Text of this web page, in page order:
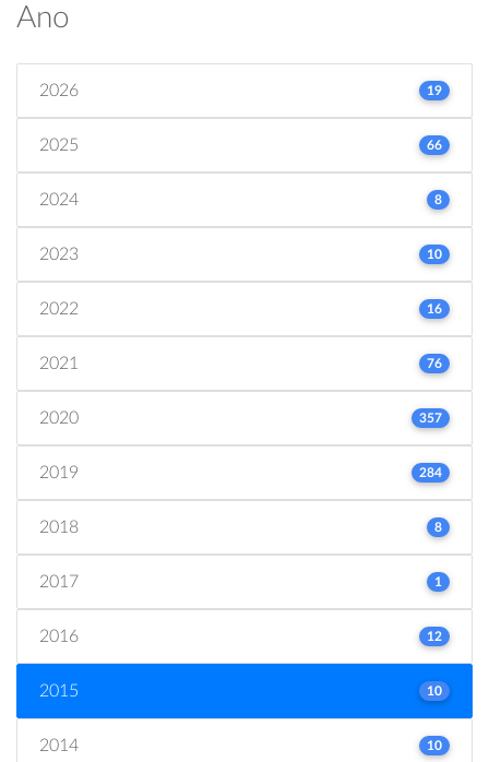
Ano
2026 19
2025 66
2024 8
2023 10
2022 16
2021 76
2020 357
2019 284
2018 8
2017 1
2016 12
2015 10
2014 10